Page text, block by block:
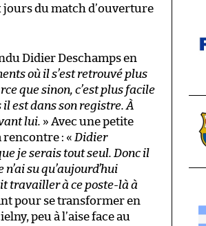
jours du match d’ouverture
Didier Deschamps en
où il s’est retrouvé plus
que sinon, c’est plus facile
est dans son registre. À
lui. » Avec une petite
rencontre : « Didier
je serais tout seul. Donc il
su qu’aujourd’hui
travailler à ce poste-là à
pour se transformer en
peu à l’aise face au